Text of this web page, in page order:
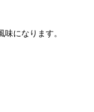
になります。